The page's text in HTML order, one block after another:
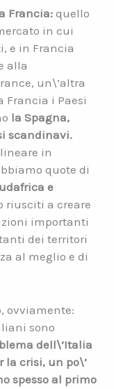
Francia:quello
in cui
e in Francia
alla
un\’altra
Francia i Paesi
la Spagna,
scandinavi.
in
quote di
e
riusciti a creare
importanti
dei territori
al meglio e di
ovviamente:
sono
dell\’Italia
la crisi, un po\’
spesso al primo